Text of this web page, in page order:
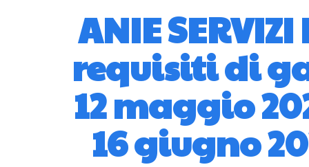
ANIE
requisiti di
12 maggio
16 giugno